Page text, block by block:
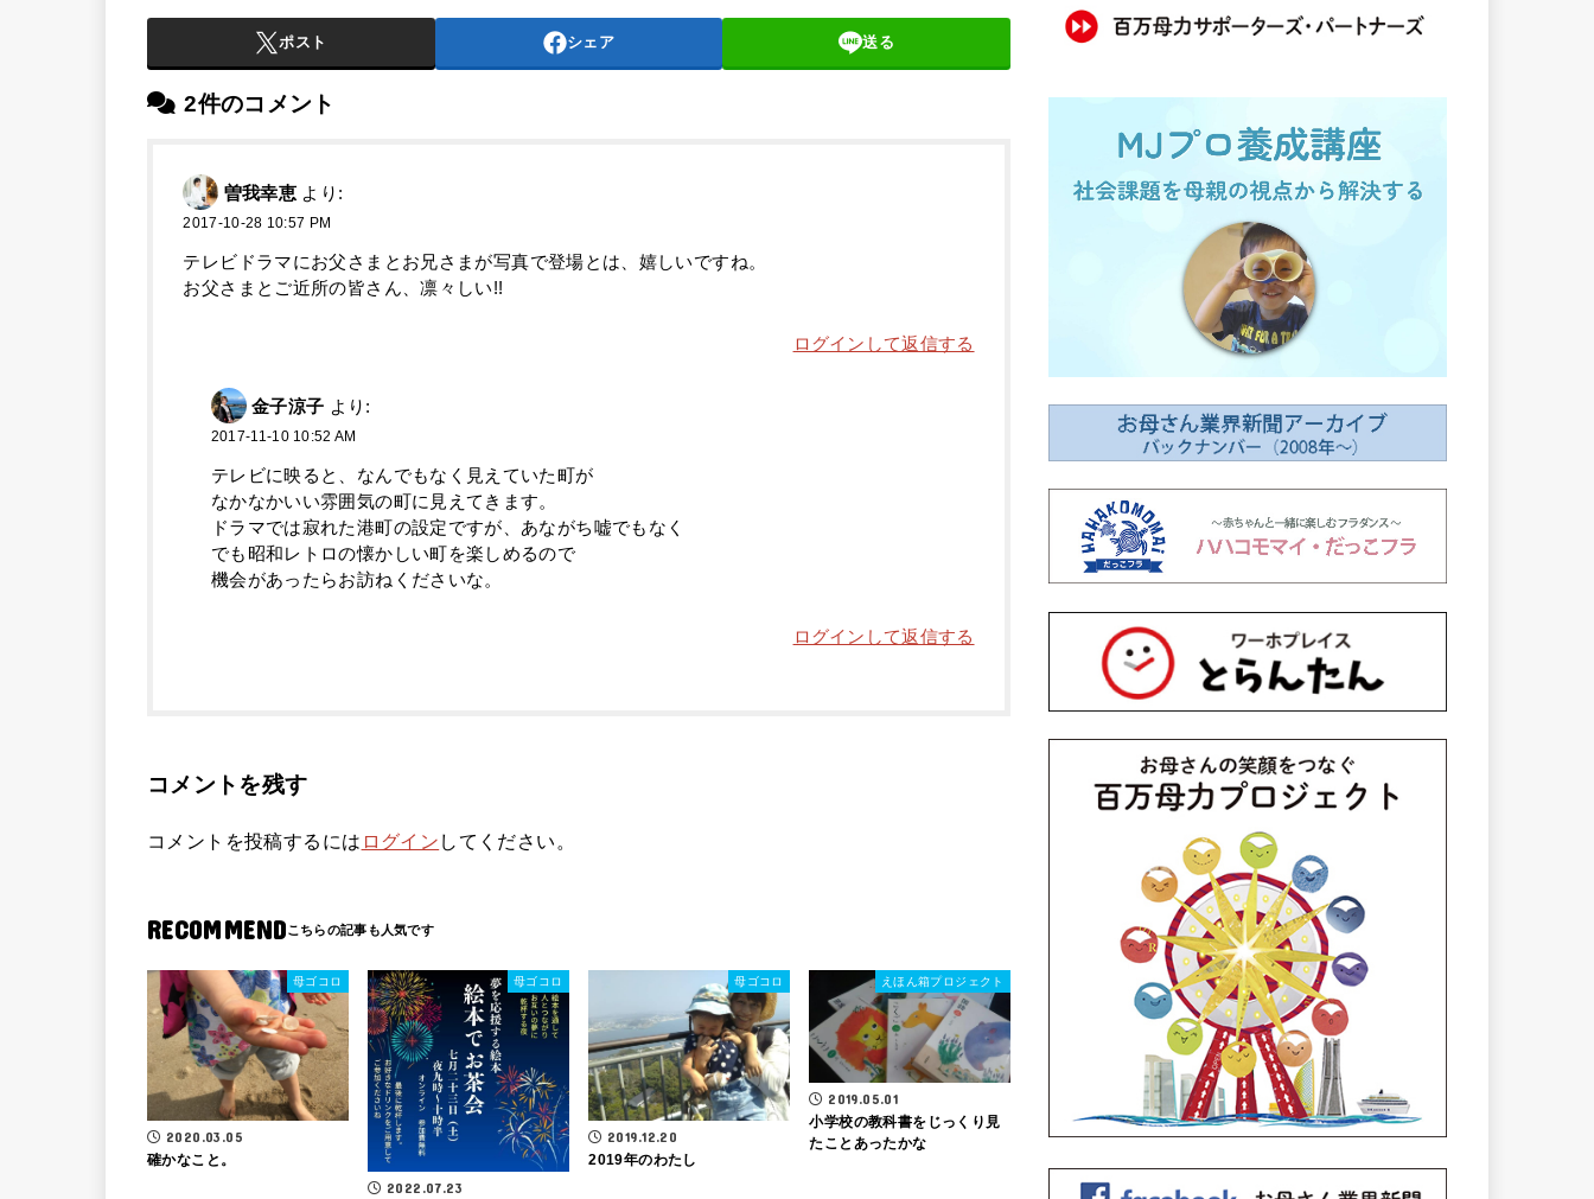
ポスト シェア 送る
2件のコメント
曽我幸恵 より:
2017-10-28 10:57 PM
テレビドラマにお父さまとお兄さまが写真で登場とは、嬉しいですね。
お父さまとご近所の皆さん、凛々しい!!
ログインして返信する
金子涼子 より:
2017-11-10 10:52 AM
テレビに映ると、なんでもなく見えていた町が
なかなかいい雰囲気の町に見えてきます。
ドラマでは寂れた港町の設定ですが、あながち嘘でもなく
でも昭和レトロの懐かしい町を楽しめるので
機会があったらお訪ねくださいな。
ログインして返信する
コメントを残す
コメントを投稿するには ログイン してください。
RECOMMEND
母ゴコロ
2020.03.05
確かなこと。
母ゴコロ
2022.07.23
母ゴコロ
2019.12.20
2019年のわたし
えほん箱プロジェクト
2019.05.01
小学校の教科書をじっくり見
たことあったかな